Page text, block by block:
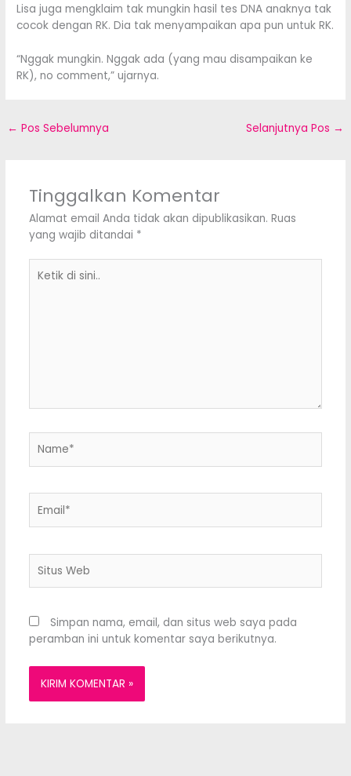
Lisa juga mengklaim tak mungkin hasil tes DNA anaknya tak
cocok dengan RK. Dia tak menyampaikan apa pun untuk RK.
“Nggak mungkin. Nggak ada (yang mau disampaikan ke
RK), no comment,” ujarnya.
← Pos Sebelumnya Selanjutnya Pos →
Tinggalkan Komentar
Alamat email Anda tidak akan dipublikasikan. Ruas
yang wajib ditandai *
Web
Simpan nama, email, dan situs web saya pada
peramban ini untuk komentar saya berikutnya.